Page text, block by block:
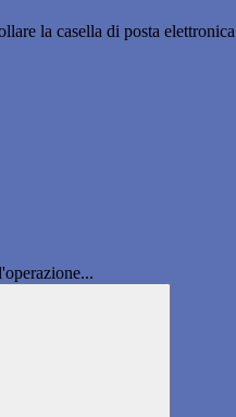
la casella di posta